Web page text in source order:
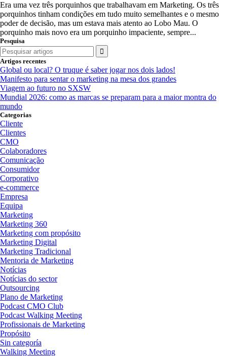
Era uma vez três porquinhos que trabalhavam em Marketing. Os três
porquinhos tinham condições em tudo muito semelhantes e o mesmo
poder de decisão, mas um estava mais atento ao Lobo Mau. O
porquinho mais novo era um porquinho impaciente, sempre...
Pesquisa
Search
for:
Artigos recentes
Global ou local? O truque é saber jogar nos dois lados!
Manifesto para sentar o marketing na mesa dos grandes
Viagem ao futuro no SXSW
Mundial 2026: como as marcas se preparam para a maior montra do
mundo
Categorias
Cliente
Clientes
CMO
Colaboradores
Comunicação
Consumidor
Corporativo
e-commerce
Empresa
Equipa
Marketing
Marketing 360
Marketing com propósito
Marketing Digital
Marketing Tradicional
Mentoria de Marketing
Notícias
Notícias do sector
Outsourcing
Plano de Marketing
Podcast CMO Club
Podcast Walking Meeting
Profissionais de Marketing
Propósito
Sin categoría
Walking Meeting